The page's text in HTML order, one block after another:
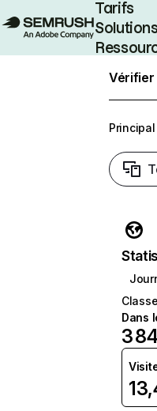
Tarifs
Vérifier
Principal
Dans
3